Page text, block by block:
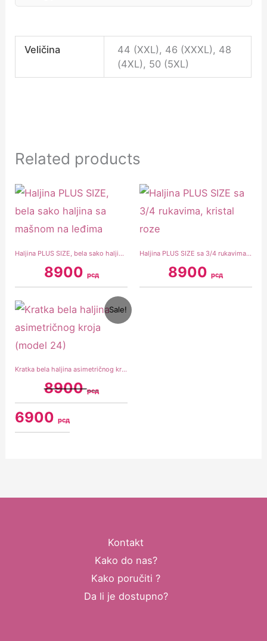
Veličina
44 (XXL), 46 (XXXL), 48
(4XL), 50 (5XL)
Related products
Haljina PLUS SIZE, bela sako haljina sa mašnom na leđima
8900 рсд
Haljina PLUS SIZE sa 3/4 rukavima, kristal roze
8900рсд
Sale!
Kratka bela haljina asimetričnog kroja (model 24)
8900рсд
Original
price
was:
8900 рсд.
6900рсд
Current
price
6900 рсд.
Kontakt
Kako do nas?
Kako poručiti ?
Da li je dostupno?